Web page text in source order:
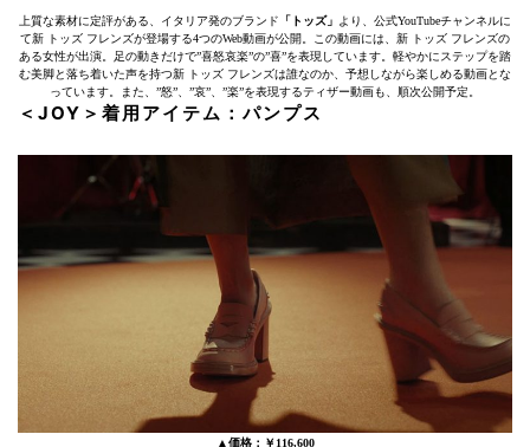
上質な素材に定評がある、イタリア発のブランド 「トッズ」
より、公式YouTubeチャンネルに
て新 トッズ フレンズが登場する4つのWeb動画が公開。この動画には、新 トッズ フレンズの
ある女性が出演。足の動きだけで”喜怒哀楽”の”喜”を表現しています。軽やかにステップを踏
む美脚と落ち着いた声を持つ新 トッズ フレンズは誰なのか、予想しながら楽しめる動画とな
っています。また、”怒”、”哀”、”楽”を表現するティザー動画も、順次公開予定。
＜JOY＞着用アイテム：パンプス
▲価格：￥116,600